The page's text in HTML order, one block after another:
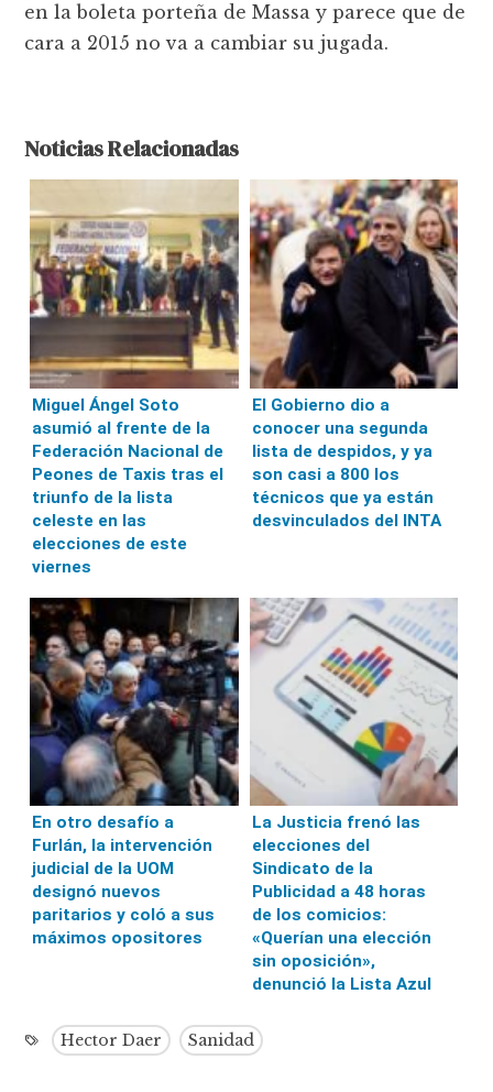
en la boleta porteña de Massa y parece que de
cara a 2015 no va a cambiar su jugada.
Noticias Relacionadas
Miguel Ángel Soto
asumió al frente de la
Federación Nacional de
Peones de Taxis tras el
triunfo de la lista
celeste en las
elecciones de este
viernes
El Gobierno dio a
conocer una segunda
lista de despidos, y ya
son casi a 800 los
técnicos que ya están
desvinculados del INTA
En otro desafío a
Furlán, la intervención
judicial de la UOM
designó nuevos
paritarios y coló a sus
máximos opositores
La Justicia frenó las
elecciones del
Sindicato de la
Publicidad a 48 horas
de los comicios:
«Querían una elección
sin oposición»,
denunció la Lista Azul
Hector Daer Sanidad